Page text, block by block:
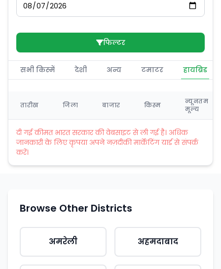
फिल्टर
सभी किस्में देशी अन्य टमाटर हायब्रिड
तारीख जिला बाजार किस्म
न्यूनतम
मूल्य
दी गई कीमत भारत सरकार की वेबसाइट से ली गई है। अधिक
जानकारी के लिए कृपया अपने नज़दीकी मार्केटिंग यार्ड से संपर्क
करें।
Browse Other Districts
अमरेली अहमदाबाद